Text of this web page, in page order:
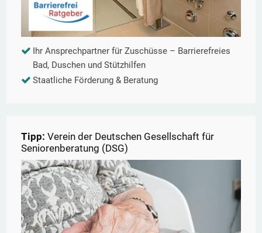
Ihr Ansprechpartner für Zuschüsse – Barrierefreies
Bad, Duschen und Stützhilfen
Staatliche Förderung & Beratung
Tipp: Verein der Deutschen Gesellschaft für
Seniorenberatung (DSG)